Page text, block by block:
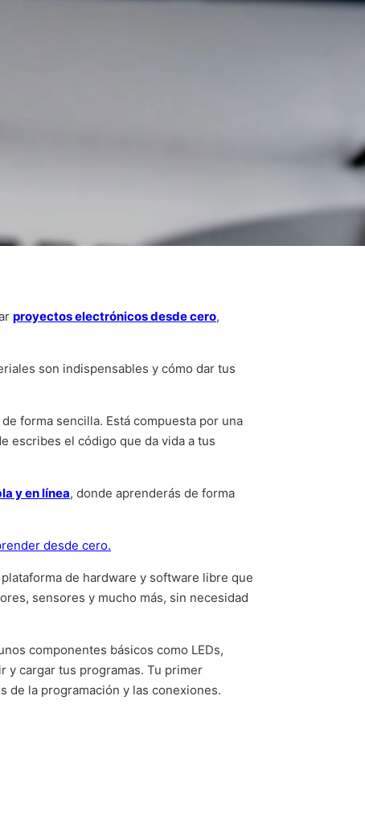
proyectos electrónicos desde cero,
son indispensables y cómo dar tus
forma sencilla. Está compuesta por una
escribes el código que da vida a tus
y en línea, donde aprenderás de forma
desde cero.
de hardware y software libre que
sensores y mucho más, sin necesidad
componentes básicos como LEDs,
y cargar tus programas. Tu primer
de la programación y las conexiones.